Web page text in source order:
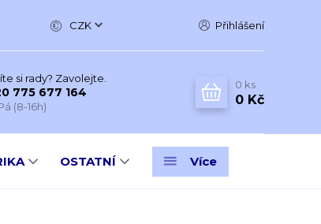
CZK Přihlášení
si rady? Zavolejte.
775 677 164
(8-16h)
0 ks
0 Kč
OSTATNÍ Více